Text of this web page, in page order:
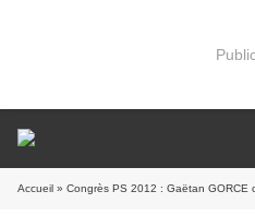
Accueil » Congrès PS 2012 : Gaëtan GORCE